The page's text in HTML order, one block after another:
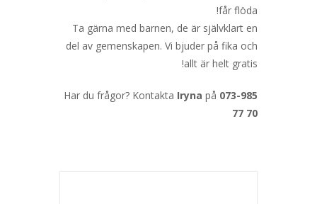
får flöda!
Ta gärna med barnen, de är självklart en
del av gemenskapen. Vi bjuder på fika och
allt är helt gratis!
Har du frågor? Kontakta Iryna på 073-985
77 70